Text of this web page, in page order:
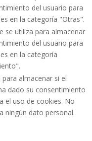
del usuario para
en la categoría "Otras".
se utiliza para almacenar
del usuario para
en la categoría
para almacenar si el
dado su consentimiento
el uso de cookies. No
ningún dato personal.